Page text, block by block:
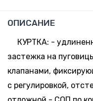
44-46
182-188,
48-50
249.03
руб. *
ОПИСАНИЕ
КУРТКА: -
застежка на
клапанами,
с регулировкой,